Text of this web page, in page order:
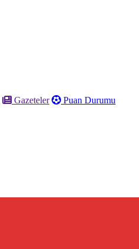
Gazeteler
Puan Durumu